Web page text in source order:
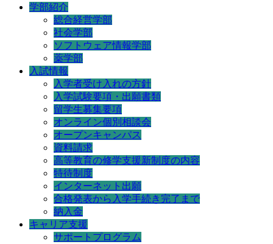
学部紹介
総合経営学部
社会学部
ソフトウェア情報学部
薬学部
入試情報
入学者受け入れの方針
入学試験要項・出願書類
留学生募集要項
オンライン個別相談会
オープンキャンパス
資料請求
高等教育の修学支援新制度の内容
特待制度
インターネット出願
合格発表から入学手続き完了まで
納入金
キャリア支援
サポートプログラム